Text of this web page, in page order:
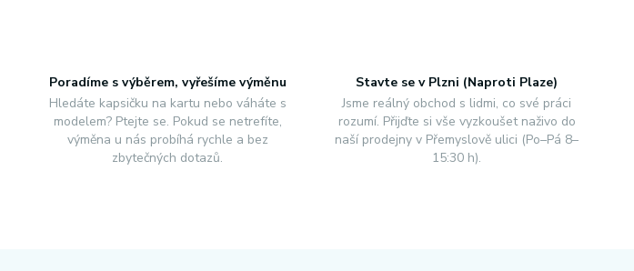
Poradíme s výběrem, vyřešíme výměnu
Hledáte kapsičku na kartu nebo váháte s
modelem? Ptejte se. Pokud se netrefíte,
výměna u nás probíhá rychle a bez
zbytečných dotazů.
Stavte se v Plzni (Naproti Plaze)
Jsme reálný obchod s lidmi, co své práci
rozumí. Přijďte si vše vyzkoušet naživo do
naší prodejny v Přemyslově ulici (Po–Pá 8–
15:30 h).